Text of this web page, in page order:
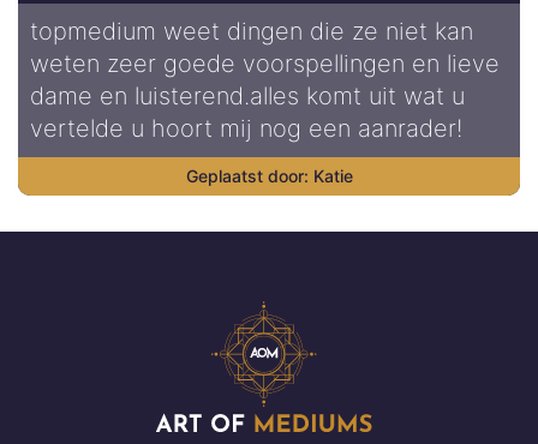
topmedium weet dingen die ze niet kan
weten zeer goede voorspellingen en lieve
dame en luisterend.alles komt uit wat u
vertelde u hoort mij nog een aanrader!
Katie